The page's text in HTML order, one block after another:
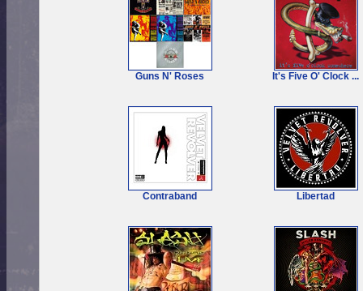
Guns N' Roses It's Five O' Clock ...
Contraband Libertad